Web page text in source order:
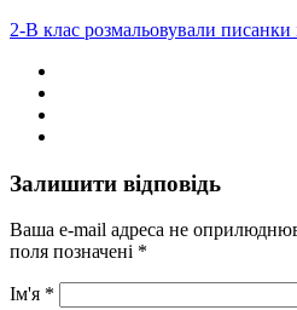
2-В клас розмальовували писанки
Залишити відповідь
Ваша e-mail адреса не
поля позначені *
Ім'я *